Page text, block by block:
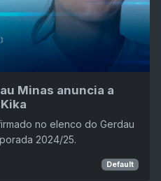
Minas anuncia a
no elenco do Gerdau
2024/25.
Default